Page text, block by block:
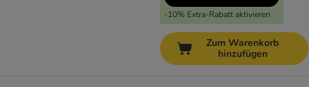
-10% Extra-Rabatt aktivieren
Zum Warenkorb
hinzufügen